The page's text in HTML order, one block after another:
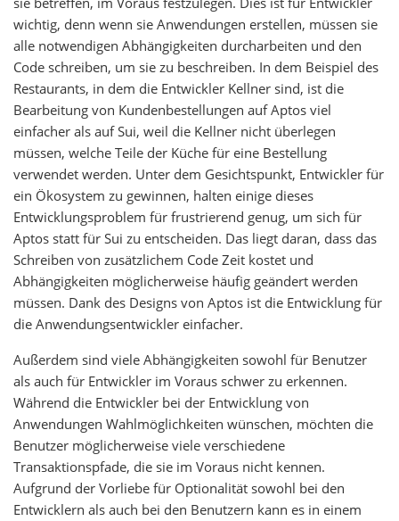
wichtig, denn wenn sie Anwendungen erstellen, müssen sie
alle notwendigen Abhängigkeiten durcharbeiten und den
Code schreiben, um sie zu beschreiben. In dem Beispiel des
Restaurants, in dem die Entwickler Kellner sind, ist die
Bearbeitung von Kundenbestellungen auf Aptos viel
einfacher als auf Sui, weil die Kellner nicht überlegen
müssen, welche Teile der Küche für eine Bestellung
verwendet werden. Unter dem Gesichtspunkt, Entwickler für
ein Ökosystem zu gewinnen, halten einige dieses
Entwicklungsproblem für frustrierend genug, um sich für
Aptos statt für Sui zu entscheiden. Das liegt daran, dass das
Schreiben von zusätzlichem Code Zeit kostet und
Abhängigkeiten möglicherweise häufig geändert werden
müssen. Dank des Designs von Aptos ist die Entwicklung für
die Anwendungsentwickler einfacher.
Außerdem sind viele Abhängigkeiten sowohl für Benutzer
als auch für Entwickler im Voraus schwer zu erkennen.
Während die Entwickler bei der Entwicklung von
Anwendungen Wahlmöglichkeiten wünschen, möchten die
Benutzer möglicherweise viele verschiedene
Transaktionspfade, die sie im Voraus nicht kennen.
Aufgrund der Vorliebe für Optionalität sowohl bei den
Entwicklern als auch bei den Benutzern kann es in einem